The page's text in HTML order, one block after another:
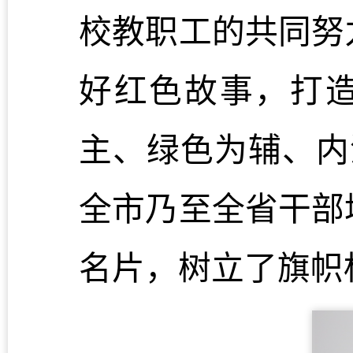
校教职工的共同
好红色故事，打
主、绿色为辅、
全市乃至全省干
名片，树立了旗